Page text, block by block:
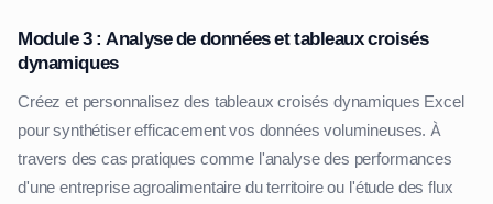
Module 3 : Analyse de données et tableaux croisés
dynamiques
Créez et personnalisez des tableaux croisés dynamiques Excel
pour synthétiser efficacement vos données volumineuses. À
travers des cas pratiques comme l'analyse des performances
d'une entreprise agroalimentaire du territoire ou l'étude des flux